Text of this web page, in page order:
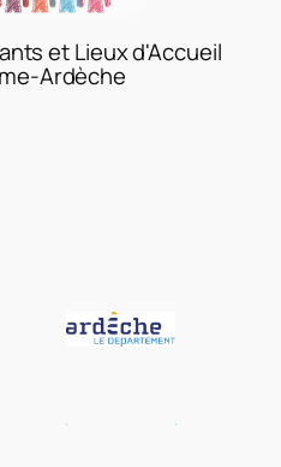
et Lieux d'Accueil
Ardèche